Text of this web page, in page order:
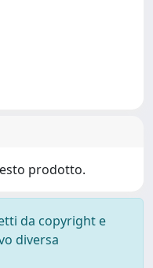
prodotto.
da copyright e
diversa